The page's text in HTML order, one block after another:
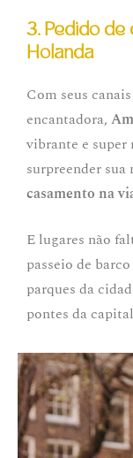
3. Pedido de
Holanda
Com seus
encantadora,
vibrante e
surpreender
casamento na
E lugares não
passeio de
parques da
pontes da